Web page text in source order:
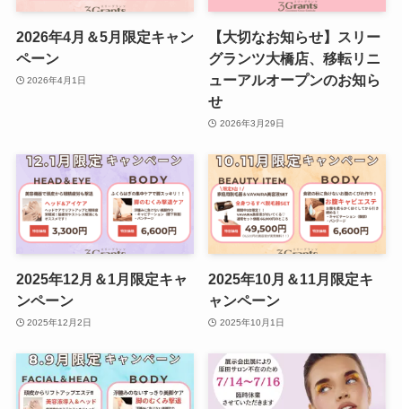
2026年4月＆5月限定キャン
ペーン
2026年4月1日
【大切なお知らせ】スリー
グランツ大橋店、移転リニ
ューアルオープンのお知ら
せ
2026年3月29日
2025年12月＆1月限定キャ
ンペーン
2025年12月2日
2025年10月＆11月限定キ
ャンペーン
2025年10月1日